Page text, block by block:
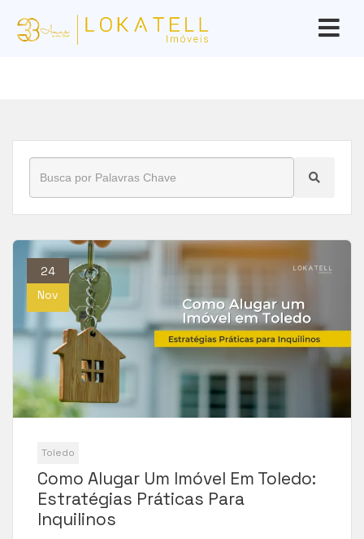
Início Blog » como alugar
24
Nov
Toledo
Como Alugar Um Imóvel Em Toledo:
Estratégias Práticas Para
Inquilinos